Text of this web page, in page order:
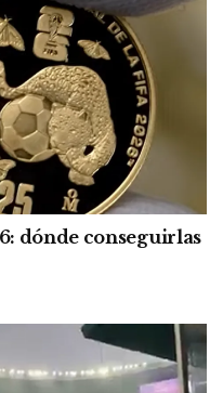
dónde conseguirlas